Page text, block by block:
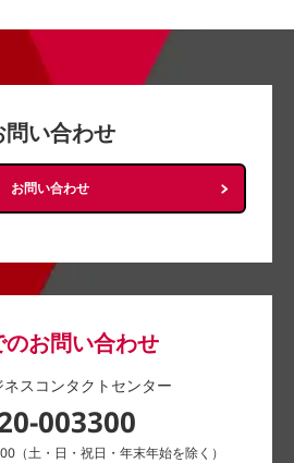
問い合わせ
お問い合わせ
のお問い合わせ
ネスコンタクトセンター
003300
（土・日・祝日・年末年始を除く）